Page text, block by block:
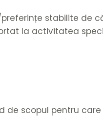
stabilite de
la activitatea
scopul pentru care